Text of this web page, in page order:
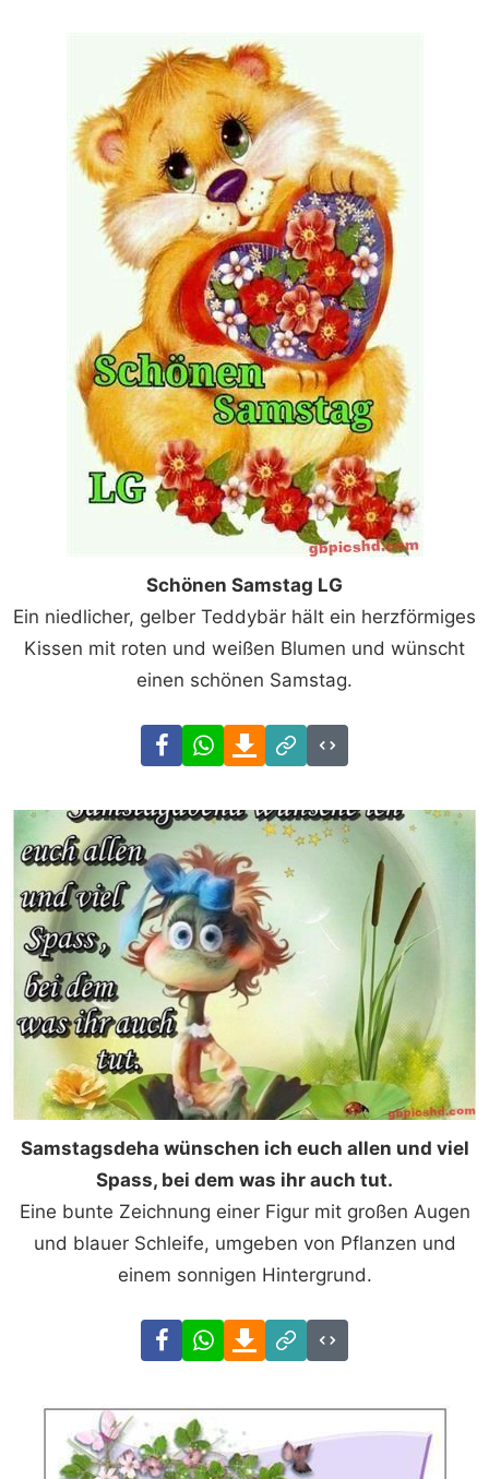
Schönen Samstag LG
Ein niedlicher, gelber Teddybär hält ein herzförmiges
Kissen mit roten und weißen Blumen und wünscht
einen schönen Samstag.
FacebookWhatsAppDownload
Link
Code
Samstagsdeha wünschen ich euch allen und viel
Spass, bei dem was ihr auch tut.
Eine bunte Zeichnung einer Figur mit großen Augen
und blauer Schleife, umgeben von Pflanzen und
einem sonnigen Hintergrund.
FacebookWhatsAppDownload
Link
Code